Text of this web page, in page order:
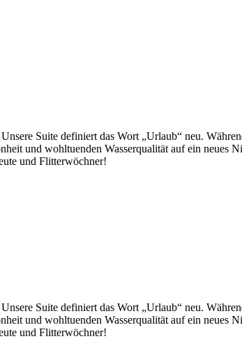
Suite definiert das Wort „Urlaub“ neu.
und wohltuenden Wasserqualität auf ein neues
und Flitterwöchner!
Suite definiert das Wort „Urlaub“ neu.
und wohltuenden Wasserqualität auf ein neues
und Flitterwöchner!